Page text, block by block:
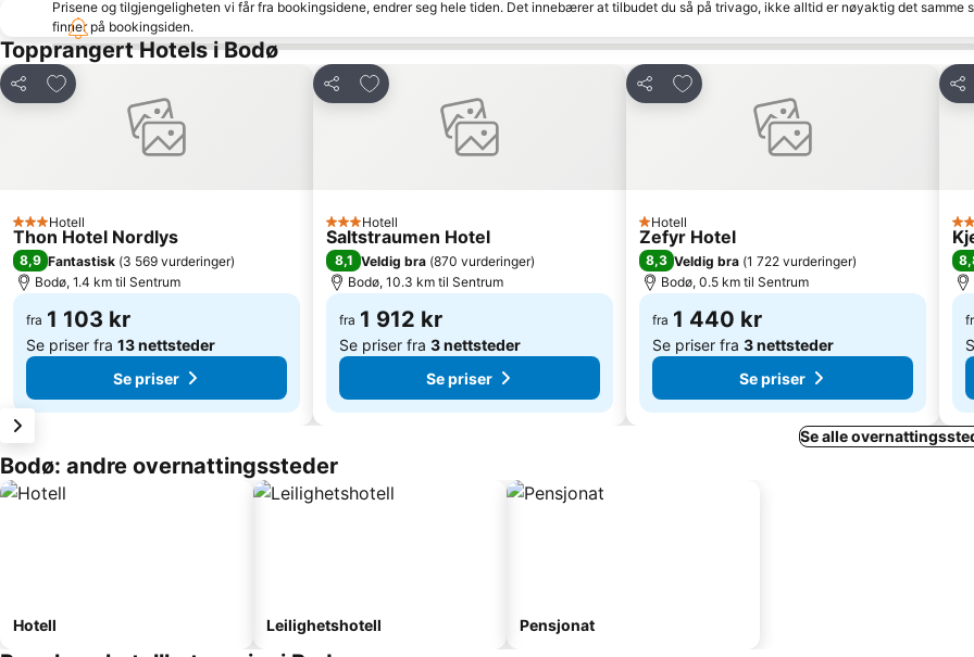
Prisene og tilgjengeligheten vi får fra bookingsidene, endrer seg hele tiden. Det innebærer at tilbudet du så på trivago, ikke alltid er nøyaktig det samme
finner på bookingsiden.
Topprangert Hotels i Bodø
Del
Legg til i favoritter
3 Stjerner
Hotell
Thon Hotel Nordlys
8,9 Fantastisk (3 569 vurderinger)
Bodø, 1.4 km til Sentrum
fra 1 103 kr
Se priser fra 13 nettsteder
Se priser
Del
Legg til i favoritter
3 Stjerner
Hotell
Saltstraumen Hotel
8,1 Veldig bra (870 vurderinger)
Bodø, 10.3 km til Sentrum
fra 1 912 kr
Se priser fra 3 nettsteder
Se priser
Del
Legg til i favoritter
1 Stjerner
Hotell
Zefyr Hotel
8,3 Veldig bra (1 722 vurderinger)
Bodø, 0.5 km til Sentrum
fra 1 440 kr
Se priser fra 3 nettsteder
Se priser
Del
3
Se alle
Bodø: andre overnattingssteder
Hotell Leilighetshotell Pensjonat